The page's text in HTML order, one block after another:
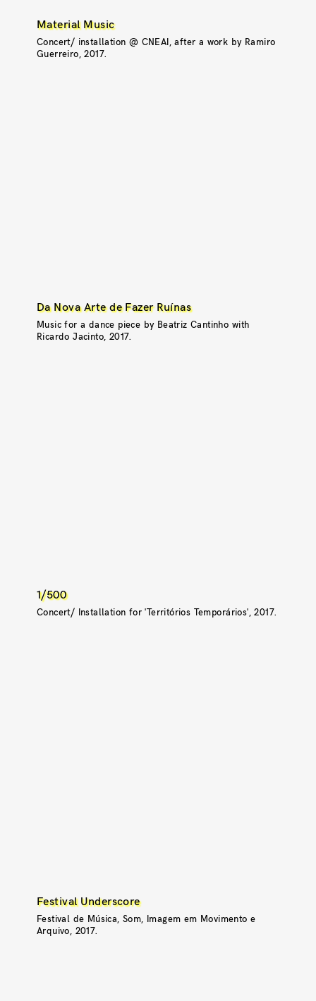
Material Music
Concert/ installation @ CNEAI, after a work by Ramiro
Guerreiro, 2017.
Da Nova Arte de Fazer Ruínas
Music for a dance piece by Beatriz Cantinho with
Ricardo Jacinto, 2017.
1/500
Concert/ Installation for 'Territórios Temporários', 2017.
Festival Underscore
Festival de Música, Som, Imagem em Movimento e
Arquivo, 2017.